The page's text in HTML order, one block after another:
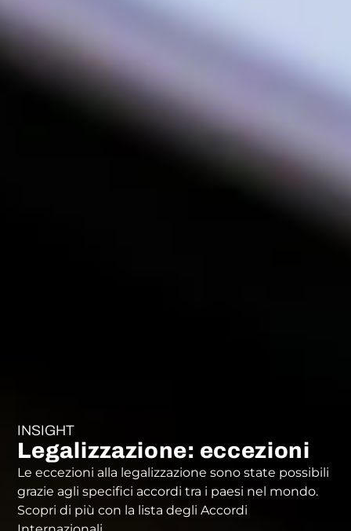
INSIGHT
Legalizzazione: eccezioni
Le eccezioni alla legalizzazione sono state possibili
grazie agli specifici accordi tra i paesi nel mondo.
Scopri di più con la lista degli Accordi